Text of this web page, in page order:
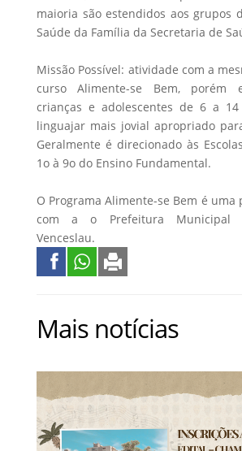
maioria são estendidos aos grupos
Saúde da Família da Secretaria de
Missão Possível: atividade com a
curso Alimente-se Bem, porém
crianças e adolescentes de 6 a
linguajar mais jovial apropriado
Geralmente é direcionado às
1o à 9o do Ensino Fundamental.
O Programa Alimente-se Bem é uma
com a o Prefeitura Municipal
Venceslau.
Mais notícias